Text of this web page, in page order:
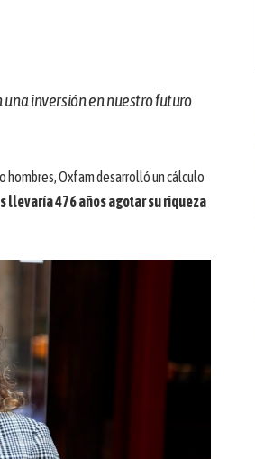
inversión en nuestro futuro
hombres, Oxfam desarrolló un cálculo
llevaría 476 años agotar su riqueza